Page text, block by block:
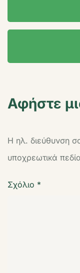
Αφήστε
Η ηλ. διεύθυνση
υποχρεωτικά
Σχόλιο *